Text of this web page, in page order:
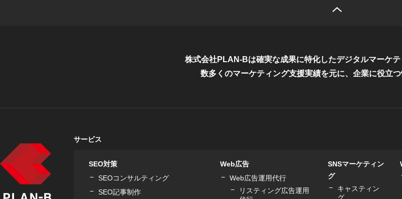
株式会社PLAN-Bは確実な成果に特化したデジタルマーケテ
数多くのマーケティング支援実績を元に、 企業に役立つ
サービス
SEO対策
SEOコンサルティング
SEO記事制作
Web広告
Web広告運用代行
リスティング広告運用
SNSマーケティン
グ
キャスティン
グ